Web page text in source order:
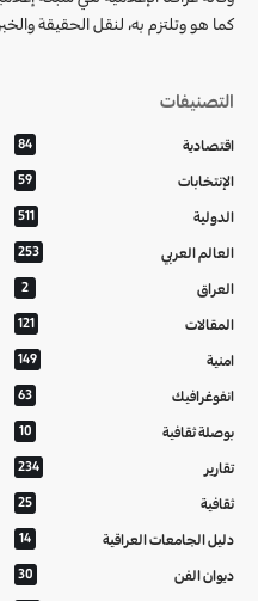
كما هو وتلتزم به، لنقل الحقيقة
التصنيفات
اقتصادية 84
الإنتخابات 59
الدولية 511
العالم العربي 253
العراق 2
المقالات 121
امنية 149
انفوغرافيك 63
بوصلة ثقافية 10
تقارير 234
ثقافية 25
دليل الجامعات العراقية 14
ديوان الفن 30